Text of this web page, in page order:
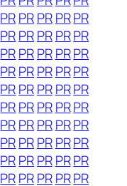
PRPRPR PRPR
PRPRPR PRPR
PRPRPR PRPR
PRPRPR PRPR
PRPRPR PRPR
PRPRPR PRPR
PRPRPR PRPR
PRPRPR PRPR
PRPRPR PRPR
PRPRPR PRPR